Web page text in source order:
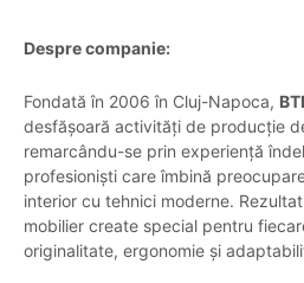
Despre companie:
Fondată în 2006 în Cluj-Napoca,
desfășoară activități de producție
remarcându-se prin experiență
profesioniști care îmbină
interior cu tehnici moderne.
mobilier create special pentru
originalitate, ergonomie și